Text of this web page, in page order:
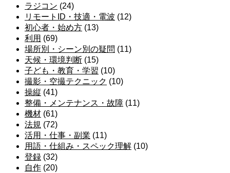
ラジコン (24)
リモートID・技適・電波 (12)
初心者・始め方 (13)
利用 (69)
場所別・シーン別の疑問 (11)
天候・環境判断 (15)
子ども・教育・学習 (10)
撮影・空撮テクニック (10)
操縦 (41)
整備・メンテナンス・故障 (11)
機材 (61)
法規 (72)
活用・仕事・副業 (11)
用語・仕組み・スペック理解 (10)
登録 (32)
自作 (20)